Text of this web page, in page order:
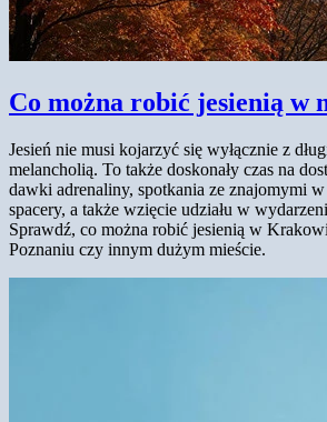
Co można robić jesienią w
Jesień nie musi kojarzyć się wyłącznie z
melancholią. To także doskonały czas na
dawki adrenaliny, spotkania ze znajomymi
spacery, a także wzięcie udziału w
Sprawdź, co można robić jesienią w
Poznaniu czy innym dużym mieście.